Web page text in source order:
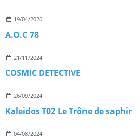
19/04/2026
A.O.C 78
21/11/2024
COSMIC DETECTIVE
26/09/2024
Kaleidos T02 Le Trône de saphir
04/08/2024